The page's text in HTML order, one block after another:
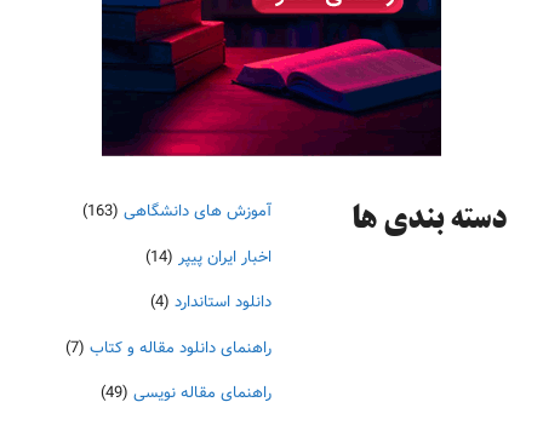
دسته‌ بندی ها آموزش های دانشگاهی (163)
اخبار ایران پیپر (14)
دانلود استاندارد (4)
راهنمای دانلود مقاله و کتاب (7)
راهنمای مقاله نویسی (49)